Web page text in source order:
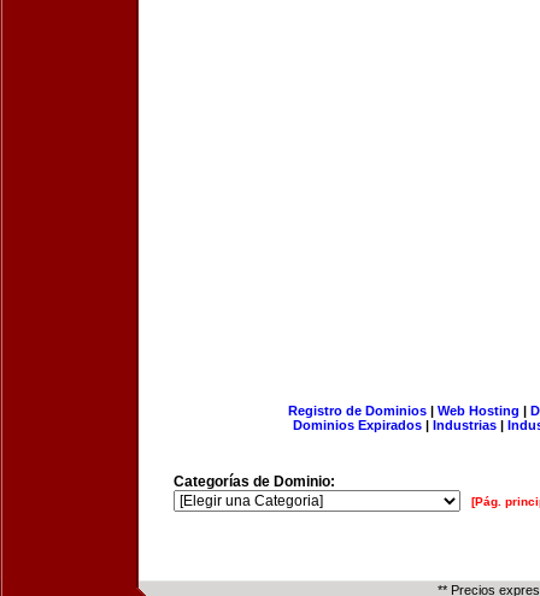
Registro de Dominios| Web Hosting |
Dominios Expirados | Industrias |
Categorías de Dominio:
[Pág.
** Precios